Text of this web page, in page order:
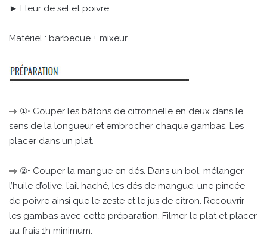
► Fleur de sel et poivre
Matériel : barbecue + mixeur
①• Couper les bâtons de citronnelle en deux dans le
sens de la longueur et embrocher chaque gambas. Les
placer dans un plat.
②• Couper la mangue en dés. Dans un bol, mélanger
l’huile d’olive, l’ail haché, les dés de mangue, une pincée
de poivre ainsi que le zeste et le jus de citron. Recouvrir
les gambas avec cette préparation. Filmer le plat et placer
au frais 1h minimum.